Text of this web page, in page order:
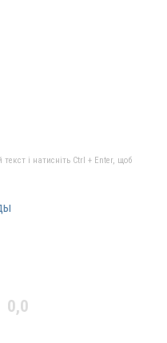
і натисніть Ctrl + Enter, щоб
0,0